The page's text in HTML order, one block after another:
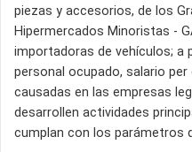
piezas y accesorios, de los
Hipermercados Minoristas -
importadoras de vehículos; a
personal ocupado, salario
causadas en las empresas
desarrollen actividades
cumplan con los parámetros